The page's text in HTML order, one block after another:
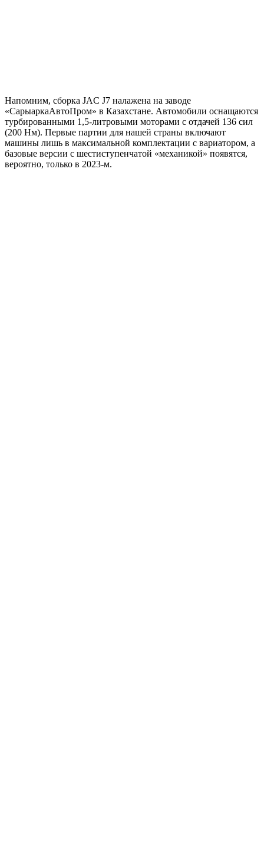
Напомним, сборка JAC J7 налажена на заводе
«СарыаркаАвтоПром» в Казахстане. Автомобили оснащаются
турбированными 1,5-литровыми моторами с отдачей 136 сил
(200 Нм). Первые партии для нашей страны включают
машины лишь в максимальной комплектации с вариатором, а
базовые версии с шестиступенчатой «механикой» появятся,
вероятно, только в 2023-м.